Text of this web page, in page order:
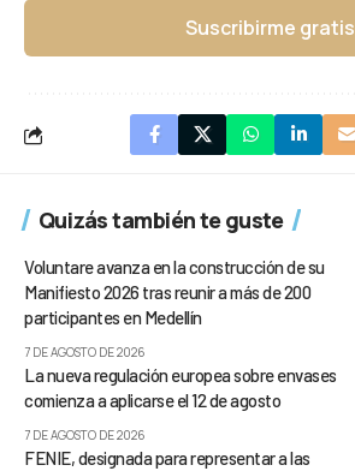
Suscribirme gratis
Quizás también te guste
Voluntare avanza en la construcción de su
Manifiesto 2026 tras reunir a más de 200
participantes en Medellín
7 DE AGOSTO DE 2026
La nueva regulación europea sobre envases
comienza a aplicarse el 12 de agosto
7 DE AGOSTO DE 2026
FENIE, designada para representar a las